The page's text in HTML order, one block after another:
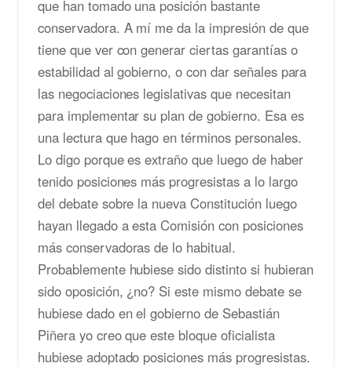
que han tomado una posición bastante
conservadora. A mí me da la impresión de que
tiene que ver con generar ciertas garantías o
estabilidad al gobierno, o con dar señales para
las negociaciones legislativas que necesitan
para implementar su plan de gobierno. Esa es
una lectura que hago en términos personales.
Lo digo porque es extraño que luego de haber
tenido posiciones más progresistas a lo largo
del debate sobre la nueva Constitución luego
hayan llegado a esta Comisión con posiciones
más conservadoras de lo habitual.
Probablemente hubiese sido distinto si hubieran
sido oposición, ¿no? Si este mismo debate se
hubiese dado en el gobierno de Sebastián
Piñera yo creo que este bloque oficialista
hubiese adoptado posiciones más progresistas.